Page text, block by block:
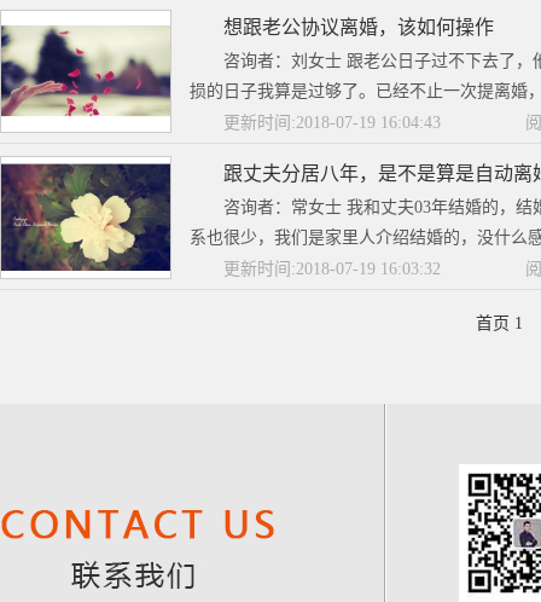
想跟老公协议离婚，该如何操作
咨询者：刘女士 跟老公日子过不下去了
损的日子我算是过够了。已经不止一次提离婚
更新时间:2018-07-19 16:04:43
跟丈夫分居八年，是不是算是自动离
咨询者：常女士 我和丈夫03年结婚的，
系也很少，我们是家里人介绍结婚的，没什么
更新时间:2018-07-19 16:03:32
首页 1